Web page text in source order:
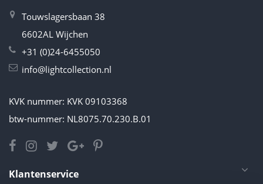
Touwslagersbaan 38
6602AL Wijchen
+31 (0)24-6455050
info@lightcollection.nl
KVK nummer: KVK 09103368
btw-nummer: NL8075.70.230.B.01
Klantenservice